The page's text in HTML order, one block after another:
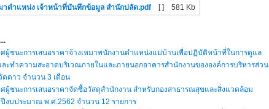
าตำแหน่ง เจ้าหน้าที่บันทึกข้อมูล สำนักปลัด.pdf [ ] 581 Kb
ศผู้ชนะการเสนอราคาจ้างเหมาพนักงานตำแหน่งแม่บ้านเพื่อปฏิบัติหน้าที่ในการดูแล
ะทำความสะอาดบริเวณภายในและภายนอกอาคารสำนักงานขององค์การบริหารส่วน
ดดาว จำนวน 3 เดือน
ผู้ชนะการเสนอราคาจัดซื้อวัสดุสำนักงาน สำหรับกองสาธารณสุขและสิ่งแวดล้อม
งบประมาณ พ.ศ.2562 จำนวน 12 รายการ